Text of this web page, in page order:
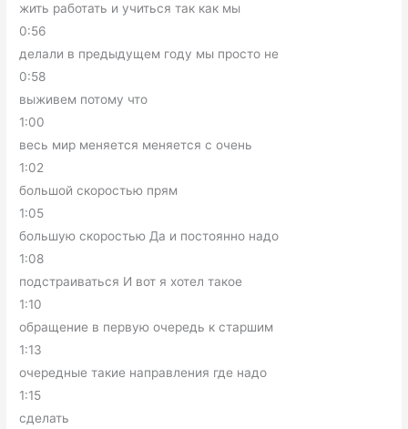
жить работать и учиться так как мы
0:56
делали в предыдущем году мы просто не
0:58
выживем потому что
1:00
весь мир меняется меняется с очень
1:02
большой скоростью прям
1:05
большую скоростью Да и постоянно надо
1:08
подстраиваться И вот я хотел такое
1:10
обращение в первую очередь к старшим
1:13
очередные такие направления где надо
1:15
сделать